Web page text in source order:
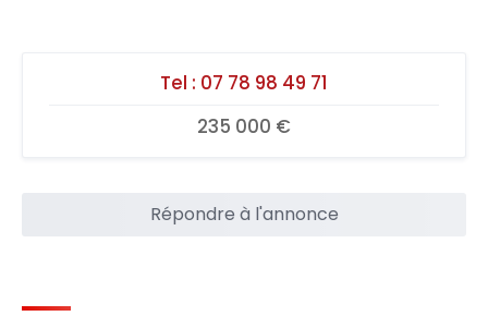
Tel : 07 78 98 49 71
235 000 €
Répondre à l'annonce